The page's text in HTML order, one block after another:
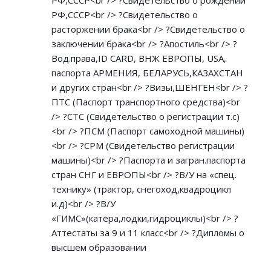
РФ,СССР<br /> ?Свидетельство о
расторжении брака<br /> ?Свидетельство о
заключении брака<br /> ?Апостиль<br /> ?
Вод.права,ID CARD, ВНЖ ЕВРОПЫ, USA,
паспорта АРМЕНИЯ, БЕЛАРУСЬ,КАЗАХСТАН
и других стран<br /> ?Визы,ШЕНГЕН<br /> ?
ПТС (Паспорт транспортного средства)<br
/> ?СТС (Свидетельство о регистрации т.с)
<br /> ?ПСМ (Паспорт самоходной машины)
<br /> ?СРМ (Свидетельство регистрации
машины)<br /> ?Паспорта и загран.паспорта
стран СНГ и ЕВРОПЫ<br /> ?В/У на «спец.
технику» (трактор, снегоход,квадроцикл
и.д)<br /> ?В/У
«ГИМС»(катера,лодки,гидроциклы)<br /> ?
Аттестаты за 9 и 11 класс<br /> ?Дипломы о
высшем образовании